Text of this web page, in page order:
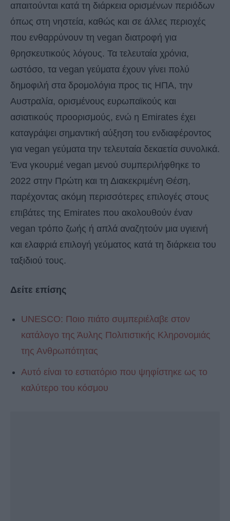
απαιτούνται κατά τη διάρκεια ορισμένων περιόδων
όπως στη νηστεία, καθώς και σε άλλες περιοχές
που ενθαρρύνουν τη vegan διατροφή για
θρησκευτικούς λόγους. Τα τελευταία χρόνια,
ωστόσο, τα vegan γεύματα έχουν γίνει πολύ
δημοφιλή στα δρομολόγια προς τις ΗΠΑ, την
Αυστραλία, ορισμένους ευρωπαϊκούς και
ασιατικούς προορισμούς, ενώ η Emirates έχει
καταγράψει σημαντική αύξηση του ενδιαφέροντος
για vegan γεύματα την τελευταία δεκαετία συνολικά.
Ένα γκουρμέ vegan μενού συμπεριλήφθηκε το
2022 στην Πρώτη και τη Διακεκριμένη Θέση,
παρέχοντας ακόμη περισσότερες επιλογές στους
επιβάτες της Emirates που ακολουθούν έναν
vegan τρόπο ζωής ή απλά αναζητούν μια υγιεινή
και ελαφριά επιλογή γεύματος κατά τη διάρκεια του
ταξιδιού τους.
Δείτε επίσης
UNESCO: Ποιο πιάτο συμπεριέλαβε στον
κατάλογο της Άυλης Πολιτιστικής Κληρονομιάς
της Ανθρωπότητας
Αυτό είναι το εστιατόριο που ψηφίστηκε ως το
καλύτερο του κόσμου